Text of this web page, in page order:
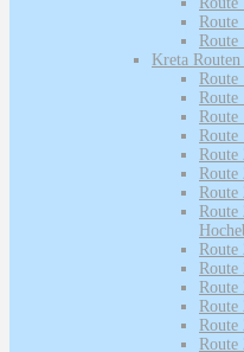
Route
Route
Kreta
Route
Route
Route
Route
Route
Route
Route
Route
Route
Route
Route
Route